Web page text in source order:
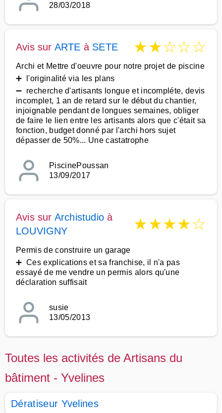
28/03/2018
Avis sur ARTE à SETE ★★☆☆☆
Archi et Mettre d'oeuvre pour notre projet de piscine
➕ l'originalité via les plans
➖ recherche d'artisants longue et incompléte, devis
incomplet, 1 an de retard sur le début du chantier,
injoignable pendant de longues semaines, obliger
de faire le lien entre les artisants alors que c'était sa
fonction, budget donné par l'archi hors sujet
dépasser de 50%... Une castatrophe
PiscinePoussan
13/09/2017
Avis sur Archistudio à
LOUVIGNY
★★★★☆
Permis de construire un garage
➕ Ces explications et sa franchise, il n'a pas
essayé de me vendre un permis alors qu'une
déclaration suffisait
susie
13/05/2013
Toutes les activités de Artisans du
bâtiment - Yvelines
Dératiseur Yvelines